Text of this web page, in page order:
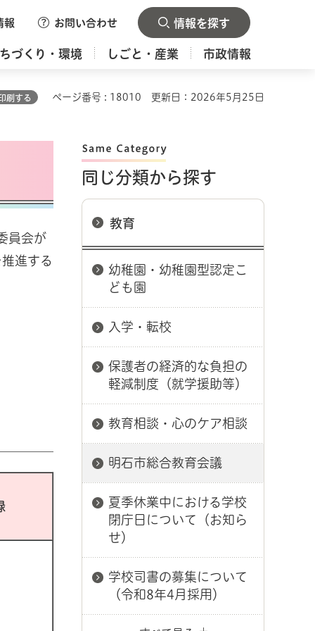
報 お問い合わせ 情報を探す
づくり・環境 しごと・産業 市政情報
刷する ページ番号 : 18010 更新日：2026年5月25日
員会が
進する
同じ分類から探す
教育
幼稚園・幼稚園型認定こ
ども園
入学・転校
保護者の経済的な負担の
軽減制度（就学援助等）
教育相談・心のケア相談
明石市総合教育会議
夏季休業中における学校
閉庁日について（お知ら
せ）
学校司書の募集について
（令和8年4月採用）